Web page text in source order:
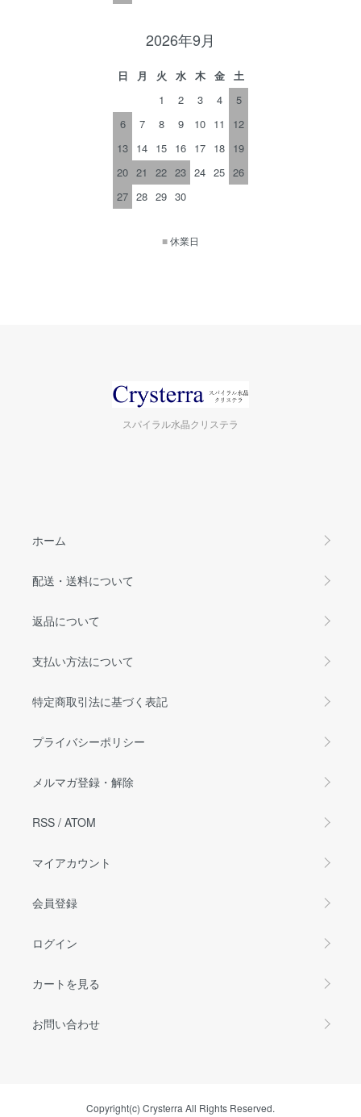
2026年9月
日 月 火 水 木 金
土
1
2 3 4
5
6
7 8 9 10 11
12
13 14 15 16 17 18 19
20 21 22 23 24 25 26
27 28 29 30
■休業日
スパイラル水晶クリステラ
ホーム
配送・送料について
返品について
支払い方法について
特定商取引法に基づく表記
プライバシーポリシー
メルマガ登録・解除
RSS / ATOM
マイアカウント
会員登録
ログイン
カートを見る
お問い合わせ
Copyright(c) Crysterra All Rights Reserved.